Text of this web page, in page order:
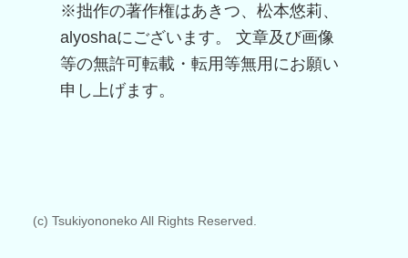
※拙作の著作権はあきつ、松本悠莉、
alyoshaにございます。 文章及び画像
等の無許可転載・転用等無用にお願い
申し上げます。
(c) Tsukiyononeko All Rights Reserved.